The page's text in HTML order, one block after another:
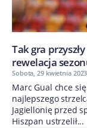
Tak gra
rewelacja
Sobota, 29 kwietnia
Marc Gual chce
najlepszego
Jagiellonię przed
Hiszpan ustrzelił...